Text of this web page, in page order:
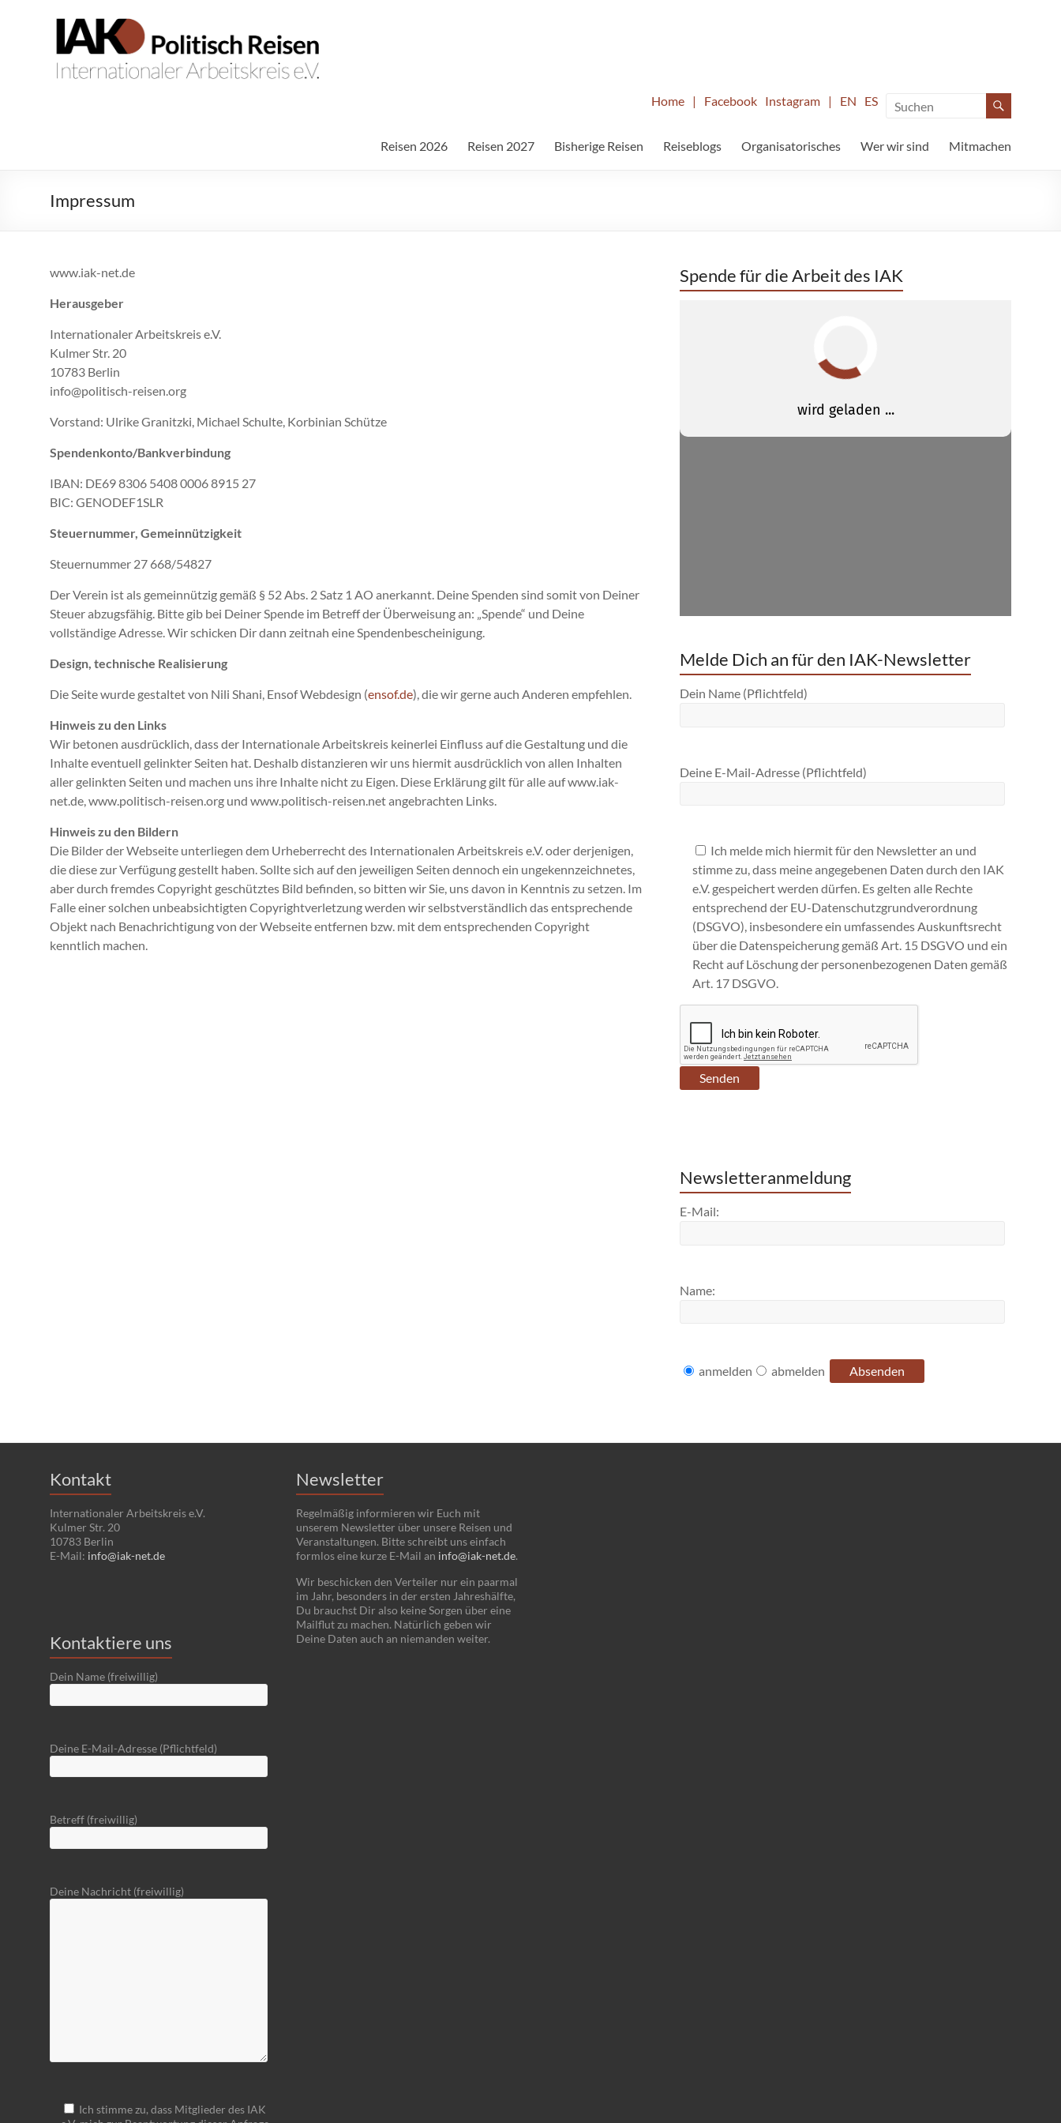
IAK.
Politisch
Internationaler
Arbeitskreis
e.V.
Home | Facebook Instagram | EN ES
Reisen 2026 Reisen 2027 Bisherige Reisen Reiseblogs Organisatorisches Wer wir sind Mitmachen
Impressum
www.iak-net.de
Herausgeber
Internationaler Arbeitskreis e.V.
Kulmer Str. 20
10783 Berlin
info@politisch-reisen.org
Vorstand: Ulrike Granitzki, Michael Schulte, Korbinian Schütze
Spendenkonto/Bankverbindung
IBAN: DE69 8306 5408 0006 8915 27
BIC: GENODEF1SLR
Steuernummer, Gemeinnützigkeit
Steuernummer 27 668/54827
Der Verein ist als gemeinnützig gemäß § 52 Abs. 2 Satz 1 AO anerkannt. Deine Spenden sind somit von Deiner
Steuer abzugsfähig. Bitte gib bei Deiner Spende im Betreff der Überweisung an: „Spende“ und Deine
vollständige Adresse. Wir schicken Dir dann zeitnah eine Spendenbescheinigung.
Design, technische Realisierung
Die Seite wurde gestaltet von Nili Shani, Ensof Webdesign (ensof.de), die wir gerne auch Anderen empfehlen.
Hinweis zu den Links
Wir betonen ausdrücklich, dass der Internationale Arbeitskreis keinerlei Einfluss auf die Gestaltung und die
Inhalte eventuell gelinkter Seiten hat. Deshalb distanzieren wir uns hiermit ausdrücklich von allen Inhalten
aller gelinkten Seiten und machen uns ihre Inhalte nicht zu Eigen. Diese Erklärung gilt für alle auf www.iak-
net.de, www.politisch-reisen.org und www.politisch-reisen.net angebrachten Links.
Hinweis zu den Bildern
Die Bilder der Webseite unterliegen dem Urheberrecht des Internationalen Arbeitskreis e.V. oder derjenigen,
die diese zur Verfügung gestellt haben. Sollte sich auf den jeweiligen Seiten dennoch ein ungekennzeichnetes,
aber durch fremdes Copyright geschütztes Bild befinden, so bitten wir Sie, uns davon in Kenntnis zu setzen. Im
Falle einer solchen unbeabsichtigten Copyrightverletzung werden wir selbstverständlich das entsprechende
Objekt nach Benachrichtigung von der Webseite entfernen bzw. mit dem entsprechenden Copyright
kenntlich machen.
Spende für die Arbeit des IAK
Melde Dich an für den IAK-Newsletter
Dein Name (Pflichtfeld)
Deine E-Mail-Adresse (Pflichtfeld)
Ich melde mich hiermit für den Newsletter an und
stimme zu, dass meine angegebenen Daten durch den IAK
e.V. gespeichert werden dürfen. Es gelten alle Rechte
entsprechend der EU-Datenschutzgrundverordnung
(DSGVO), insbesondere ein umfassendes Auskunftsrecht
über die Datenspeicherung gemäß Art. 15 DSGVO und ein
Recht auf Löschung der personenbezogenen Daten gemäß
Art. 17 DSGVO.
Newsletteranmeldung
E-Mail:
Name:
anmelden abmelden
Kontakt
Internationaler Arbeitskreis e.V.
Kulmer Str. 20
10783 Berlin
E-Mail: info@iak-net.de
Kontaktiere uns
Dein Name (freiwillig)
Deine E-Mail-Adresse (Pflichtfeld)
Betreff (freiwillig)
Deine Nachricht (freiwillig)
Ich stimme zu, dass Mitglieder des IAK
Newsletter
Regelmäßig informieren wir Euch mit
unserem Newsletter über unsere Reisen und
Veranstaltungen. Bitte schreibt uns einfach
formlos eine kurze E-Mail an info@iak-net.de.
Wir beschicken den Verteiler nur ein paarmal
im Jahr, besonders in der ersten Jahreshälfte,
Du brauchst Dir also keine Sorgen über eine
Mailflut zu machen. Natürlich geben wir
Deine Daten auch an niemanden weiter.